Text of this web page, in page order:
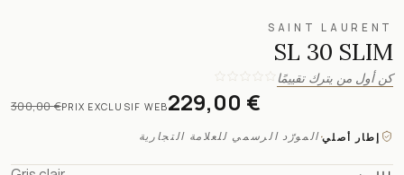
SAINT LAURENT
SL 30 SLIM
كن أول من يترك تقييمًا
300,00 €PRIX EXCLUSIF WEB229,00 €
إطار أصلي·المورّد الرسمي للعلامة التجارية